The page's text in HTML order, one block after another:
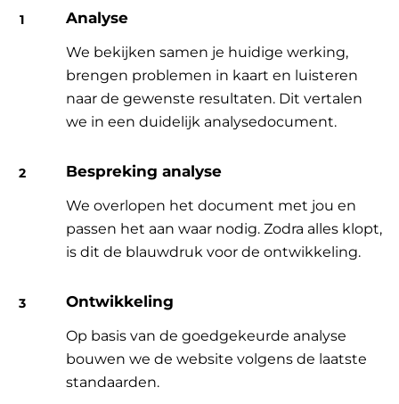
Analyse
We bekijken samen je huidige werking,
brengen problemen in kaart en luisteren
naar de gewenste resultaten. Dit vertalen
we in een duidelijk analysedocument.
Bespreking analyse
We overlopen het document met jou en
passen het aan waar nodig. Zodra alles klopt,
is dit de blauwdruk voor de ontwikkeling.
Ontwikkeling
Op basis van de goedgekeurde analyse
bouwen we de website volgens de laatste
standaarden.